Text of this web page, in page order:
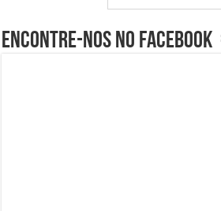
Encontre-nos no Facebook